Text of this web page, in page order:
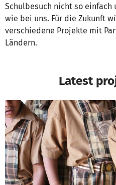
Schulbesuch nicht so
wie bei uns. Für die Zukunft
verschiedene Projekte mit
Ländern.
Latest